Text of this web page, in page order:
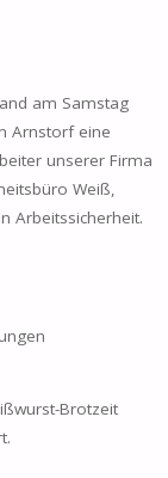
am Samstag
Arnstorf eine
unserer Firma
Weiß,
Arbeitssicherheit.
Brotzeit